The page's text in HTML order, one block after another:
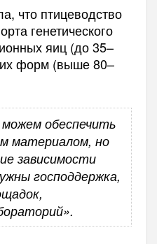
что птицеводство
генетического
яиц (до 35–
форм (выше 80–
обеспечить
материалом, но
зависимости
господдержка,